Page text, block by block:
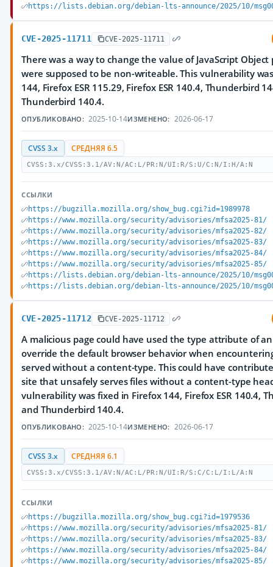
https://lists.debian.org/debian-lts-announce/2025/10/
CVE-2025-11711 CVE-2025-11711
There was a way to change the value of JavaScript
were supposed to be non-writeable. This vulnerability
144, Firefox ESR 115.29, Firefox ESR 140.4, Thunderbird
Thunderbird 140.4.
ОПУБЛИКОВАНО: 2025-10-14ИЗМЕНЕНО: 2026-06-17
CVSS 3.x СРЕДНЯЯ 6.5
CVSS:3.x/CVSS:3.1/AV:N/AC:L/PR:N/UI:R/S:U/C:N/I:H/A:N
ССЫЛКИ
https://bugzilla.mozilla.org/show_bug.cgi?id=1989978
https://www.mozilla.org/security/advisories/mfsa2025-81/
https://www.mozilla.org/security/advisories/mfsa2025-82/
https://www.mozilla.org/security/advisories/mfsa2025-83/
https://www.mozilla.org/security/advisories/mfsa2025-84/
https://www.mozilla.org/security/advisories/mfsa2025-85/
https://lists.debian.org/debian-lts-announce/2025/10/
https://lists.debian.org/debian-lts-announce/2025/10/
CVE-2025-11712 CVE-2025-11712
A malicious page could have used the type attribute of an
override the default browser behavior when
served without a content-type. This could have
site that unsafely serves files without a content-type
vulnerability was fixed in Firefox 144, Firefox ESR 140.4,
and Thunderbird 140.4.
ОПУБЛИКОВАНО: 2025-10-14ИЗМЕНЕНО: 2026-06-17
CVSS 3.x СРЕДНЯЯ 6.1
CVSS:3.x/CVSS:3.1/AV:N/AC:L/PR:N/UI:R/S:C/C:L/I:L/A:N
ССЫЛКИ
https://bugzilla.mozilla.org/show_bug.cgi?id=1979536
https://www.mozilla.org/security/advisories/mfsa2025-81/
https://www.mozilla.org/security/advisories/mfsa2025-83/
https://www.mozilla.org/security/advisories/mfsa2025-84/
https://www.mozilla.org/security/advisories/mfsa2025-85/